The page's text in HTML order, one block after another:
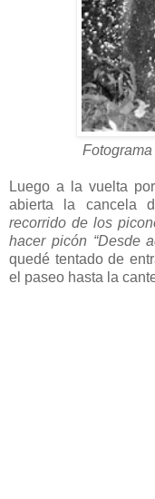
Luego a la vuelta
abierta la cancela
recorrido de los
hacer picón “Desde
quedé tentado de
el paseo hasta la